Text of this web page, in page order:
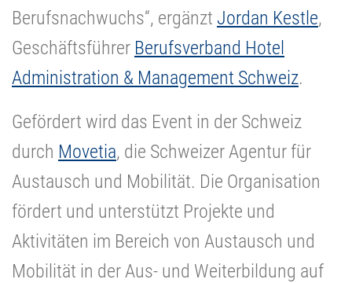
Berufsnachwuchs“, ergänzt Jordan Kestle,
Geschäftsführer Berufsverband Hotel
Administration & Management Schweiz.
Gefördert wird das Event in der Schweiz
durch Movetia, die Schweizer Agentur für
Austausch und Mobilität. Die Organisation
fördert und unterstützt Projekte und
Aktivitäten im Bereich von Austausch und
Mobilität in der Aus- und Weiterbildung auf